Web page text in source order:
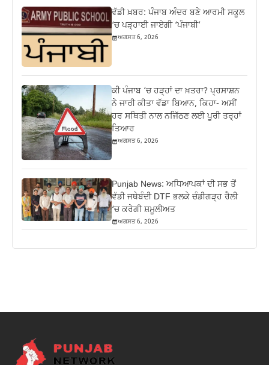
ਵੱਡੀ ਖ਼ਬਰ: ਪੰਜਾਬ ਅੰਦਰ ਬਣੇ ਆਰਮੀ ਸਕੂਲ
‘ਚ ਪੜ੍ਹਾਈ ਜਾਏਗੀ ‘ਪੰਜਾਬੀ’
ਅਗਸਤ 6, 2026
ਕੀ ਪੰਜਾਬ ‘ਚ ਹੜ੍ਹਾਂ ਦਾ ਖ਼ਤਰਾ? ਪ੍ਰਸਾਸ਼ਨ
ਨੇ ਜਾਰੀ ਕੀਤਾ ਵੱਡਾ ਬਿਆਨ, ਕਿਹਾ- ਅਸੀਂ
ਹਰ ਸਥਿਤੀ ਨਾਲ ਨਜਿੱਠਣ ਲਈ ਪੂਰੀ ਤਰ੍ਹਾਂ
ਤਿਆਰ
ਅਗਸਤ 6, 2026
Punjab News: ਅਧਿਆਪਕਾਂ ਦੀ ਸਭ ਤੋਂ
ਵੱਡੀ ਜਥੇਬੰਦੀ DTF ਭਲਕੇ ਚੰਡੀਗੜ੍ਹ ਰੈਲੀ
‘ਚ ਕਰੇਗੀ ਸ਼ਮੂਲੀਅਤ
ਅਗਸਤ 6, 2026